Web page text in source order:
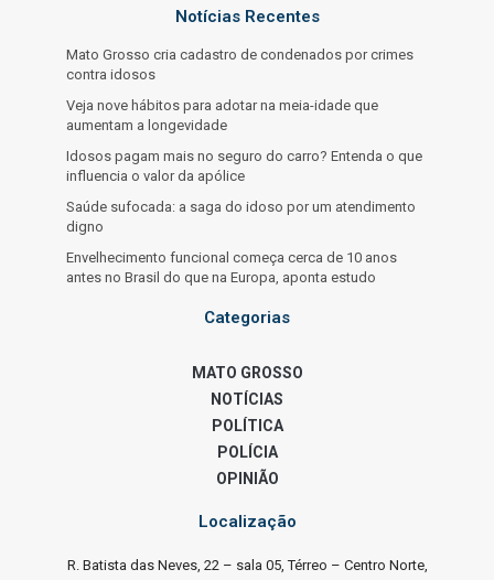
Notícias Recentes
Mato Grosso cria cadastro de condenados por crimes
contra idosos
Veja nove hábitos para adotar na meia-idade que
aumentam a longevidade
Idosos pagam mais no seguro do carro? Entenda o que
influencia o valor da apólice
Saúde sufocada: a saga do idoso por um atendimento
digno
Envelhecimento funcional começa cerca de 10 anos
antes no Brasil do que na Europa, aponta estudo
Categorias
MATO GROSSO
NOTÍCIAS
POLÍTICA
POLÍCIA
OPINIÃO
Localização
R. Batista das Neves, 22 – sala 05, Térreo – Centro Norte,